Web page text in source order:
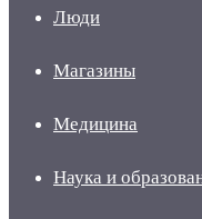
Люди
Магазины
Медицина
Наука и